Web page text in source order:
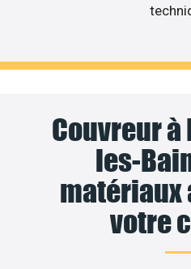
Couvreur
les-
matériaux
votre